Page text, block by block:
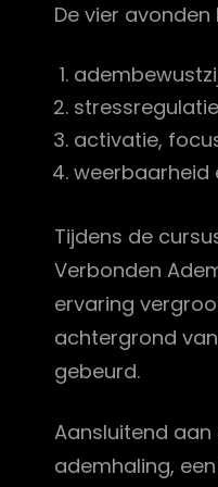
De vier
activatie,
Tijdens de
Verbonden
ervaring
achtergrond
gebeurd.
Aansluitend
ademhaling,